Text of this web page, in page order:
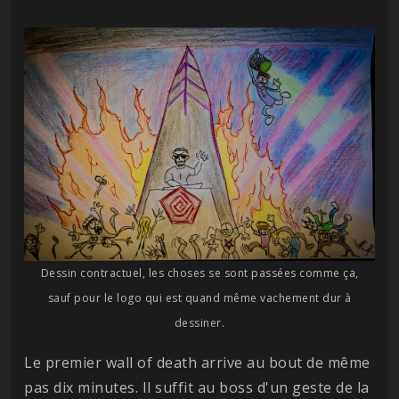
Dessin contractuel, les choses se sont passées comme ça,
sauf pour le logo qui est quand même vachement dur à
dessiner.
Le premier wall of death arrive au bout de même
pas dix minutes. Il suffit au boss d'un geste de la